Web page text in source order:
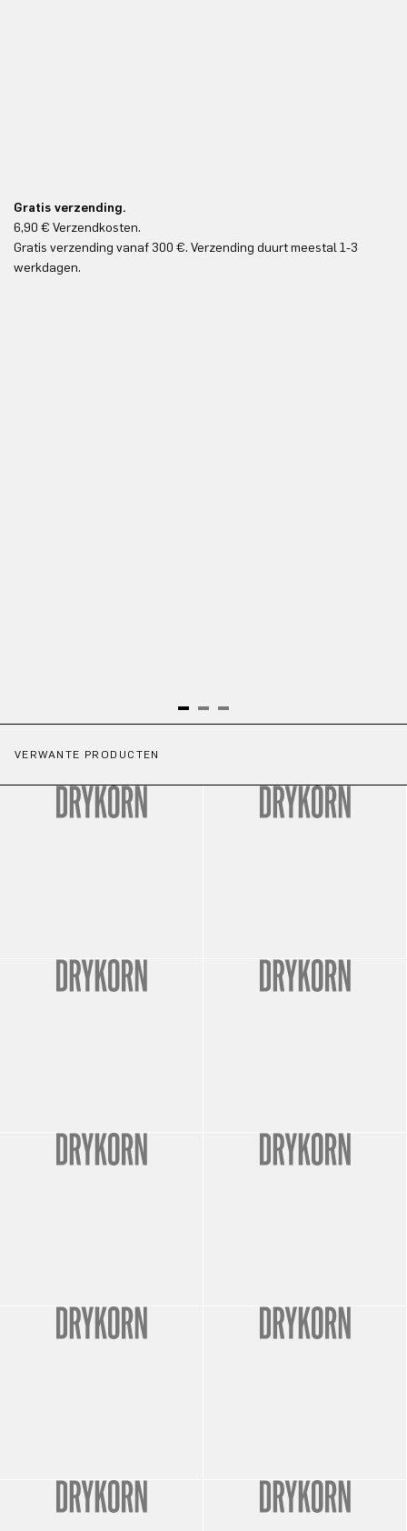
Gratis verzending.
6,90 € Verzendkosten.
Gratis verzending vanaf 300 €. Verzending duurt meestal 1-3
werkdagen.
VERWANTE PRODUCTEN